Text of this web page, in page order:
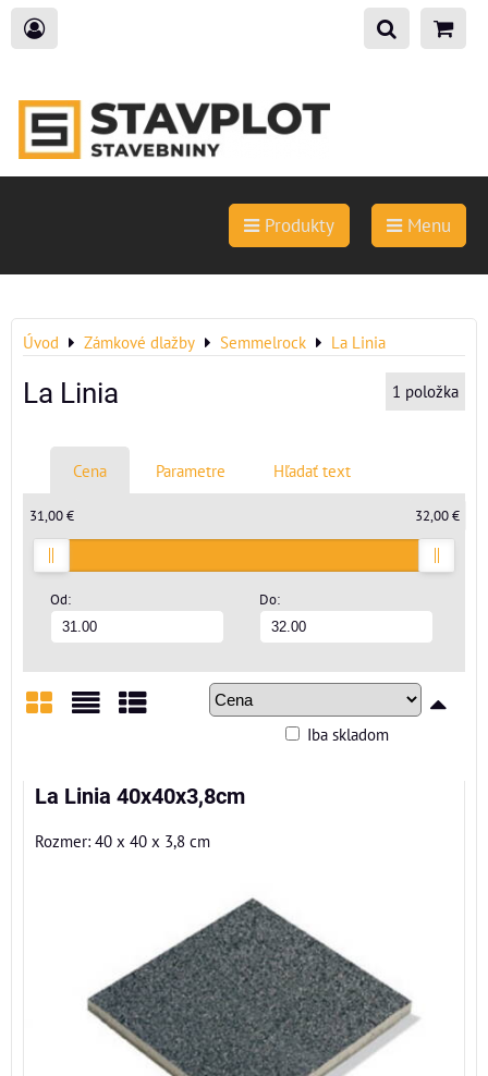
Produkty Menu
Úvod Zámkové dlažby Semmelrock La Linia
La Linia 1 položka
Cena Parametre Hľadať text
Od: Do:
31,00 € 32,00 €
Iba skladom
La Linia 40x40x3,8cm
Rozmer: 40 x 40 x 3,8 cm